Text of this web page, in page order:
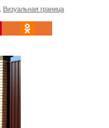
Визуальная граница